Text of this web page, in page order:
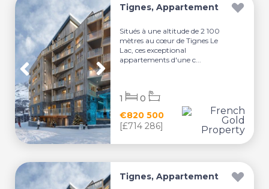
Tignes, Appartement
Situés à une altitude de 2 100
mètres au cœur de Tignes Le
Lac, ces exceptional
appartements d'une c...
€820 500
[£714 286]
1 0
Tignes, Appartement